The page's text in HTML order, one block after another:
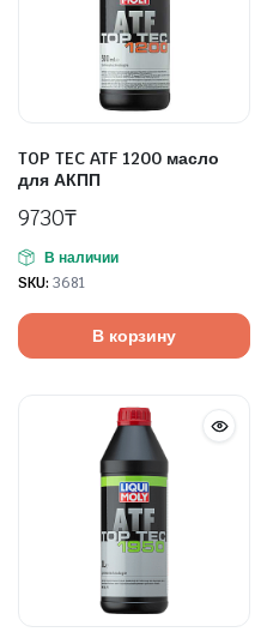
TOP TEC ATF 1200 масло
для АКПП
9730₸
В наличии
SKU: 3681
В корзину